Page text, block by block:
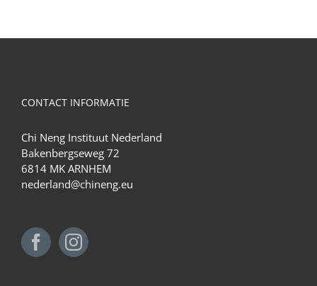
CONTACT INFORMATIE
Chi Neng Instituut Nederland
Bakenbergseweg 72
6814 MK ARNHEM
nederland@chineng.eu